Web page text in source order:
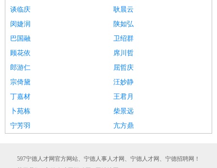
谈临庆
耿晨云
闵婕润
陕如弘
巴国融
卫绍群
顾花依
席川哲
郎游仁
屈哲庆
宗倚黛
汪妙静
丁嘉材
王君月
卜苑栋
柴景远
宁芳羽
亢方鼎
597宁德人才网官方网站、宁德人事人才网、宁德人才网、宁德招聘网！